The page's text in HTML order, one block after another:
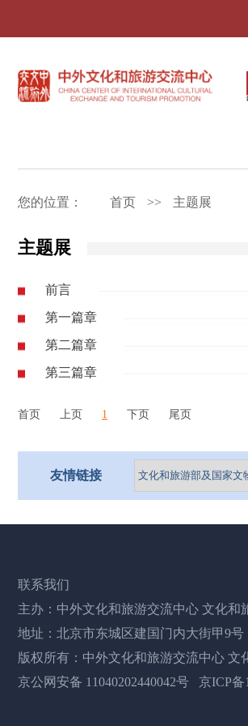
您的位置： 首页 >> 主题展
主题展
前言
第一篇章
第二篇章
第三篇章
首页 上页 1 下页 尾页
友情链接
联系我们
主办：中外文化和旅游交流中心 文化
地址：北京市东城区建国门内大街甲9号
版权所有：中外文化和旅游交流中心
京公网安备 11040202440042号 京ICP备